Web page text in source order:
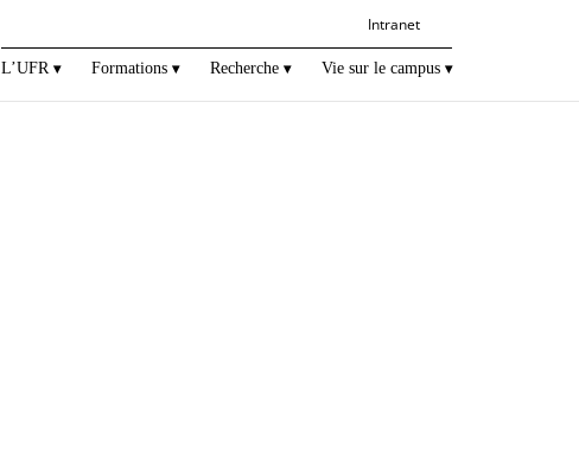
Intranet
L’UFR Formations Recherche Vie sur le campus